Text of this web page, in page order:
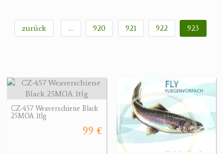
zurück … 920 921 922 923
CZ-457 Weaverschiene Black
25MOA 1tlg
99 €